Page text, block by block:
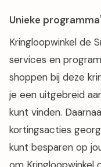
Unieke
Kringloopwinkel de
services en
shoppen bij deze
je een uitgebreid
kunt vinden.
kortingsacties
kunt besparen op
om Kringloopwinkel